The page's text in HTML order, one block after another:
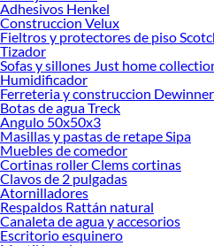
Algunos modelos vienen equipados con
permitiendo un uso eficiente del agua sin
muchos de ellos ofrecen una instalación
disfrutar de sus beneficios de inmediato.
Explora la gama demonomandosde ducha
mejor se ajuste a tus necesidades y estilo.
moderno, funcional y eficiente!
Más productos con increíbles ofertas:
Baño
Taza de baño
Tapas y asientos para WC
Salas de baño
Repuestos de WC
Adhesivos Henkel
Construccion Velux
Fieltros y protectores de piso
Tizador
Sofas y sillones Just home
Humidificador
Ferreteria y construccion Dewinner
Botas de agua Treck
Angulo 50x50x3
Masillas y pastas de retape Sipa
Muebles de comedor
Cortinas roller Clems cortinas
Clavos de 2 pulgadas
Atornilladores
Respaldos Rattán natural
Canaleta de agua y accesorios
Escritorio esquinero